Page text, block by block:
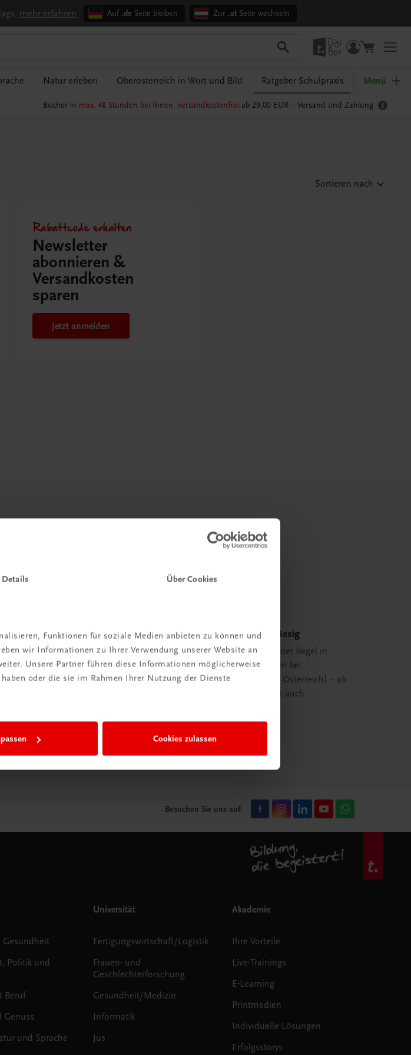
Details Über Cookies
Funktionen für soziale Medien anbieten zu können und
wir Informationen zu Ihrer Verwendung unserer Website an
Unsere Partner führen diese Informationen möglicherweise
oder die sie im Rahmen Ihrer Nutzung der Dienste
Cookies zulassen
mehr erfahren Auf .de Seite bleiben Zur .atSeite wechseln
Natur erleben Oberösterreich in Wort und Bild Ratgeber Schulpraxis Menü
Bücher in max. 48 Stunden bei Ihnen, versandkostenfrei ab 29,00 EUR – Versand und Zahlung
Sortieren nach
Rabattcode erhalten
Newsletter
abonnieren &
Versandkosten
sparen
Jetzt anmelden
für Sie da
+ Buchservice GmbH
Linz
88 58 69 41
Schnell und zuverlässig
Ihre Bestellung ist in der Regel in
spätestens 48 Stunden bei
Ihnen (innerhalb von Österreich) – ab
29,00 EUR Bestellwert auch
Besuchen Sie uns auf:
Gesundheit
Politik und
Beruf
Genuss
und Sprache
Universität
Fertigungswirtschaft/Logistik
Frauen- und
Geschlechterforschung
Gesundheit/Medizin
Informatik
Jus
Akademie
Ihre Vorteile
Live-Trainings
E-Learning
Printmedien
Individuelle Lösungen
Erfolgsstorys